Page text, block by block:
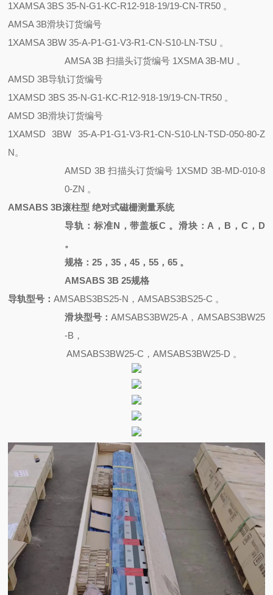
1XAMSA 3BS 35-N-G1-KC-R12-918-19/19-CN-TR50 。
AMSA 3B滑块订货编号
1XAMSA 3BW 35-A-P1-G1-V3-R1-CN-S10-LN-TSU 。
AMSA 3B 扫描头订货编号 1XSMA 3B-MU 。
AMSD 3B导轨订货编号
1XAMSD 3BS 35-N-G1-KC-R12-918-19/19-CN-TR50 。
AMSD 3B滑块订货编号
1XAMSD 3BW 35-A-P1-G1-V3-R1-CN-S10-LN-TSD-050-80-Z
N。
AMSD 3B 扫描头订货编号 1XSMD 3B-MD-010-8
0-ZN 。
AMSABS 3B滚柱型 绝对式磁栅测量系统
导轨：标准N，带盖板C 。滑块：A，B，C，D
。
规格：25，35，45，55，65 。
AMSABS 3B 25规格
导轨型号：AMSABS3BS25-N，AMSABS3BS25-C 。
滑块型号：AMSABS3BW25-A，AMSABS3BW25
-B，
AMSABS3BW25-C，AMSABS3BW25-D 。